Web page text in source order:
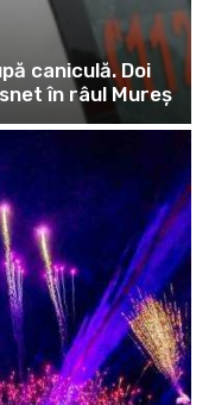
caniculă. Doi
în râul Mureș